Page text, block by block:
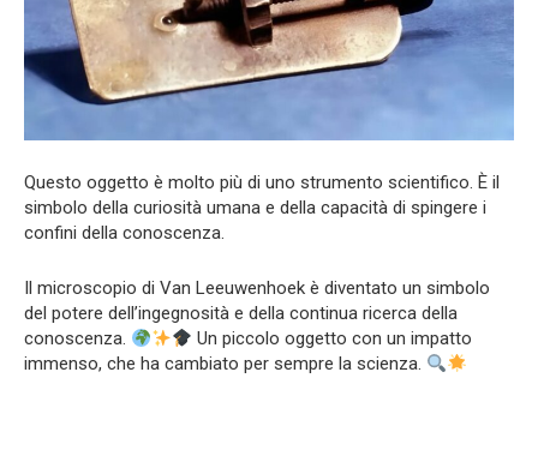
Questo oggetto è molto più di uno strumento scientifico. È il
simbolo della curiosità umana e della capacità di spingere i
confini della conoscenza.
Il microscopio di Van Leeuwenhoek è diventato un simbolo
del potere dell’ingegnosità e della continua ricerca della
conoscenza.
Un piccolo oggetto con un impatto
immenso, che ha cambiato per sempre la scienza.